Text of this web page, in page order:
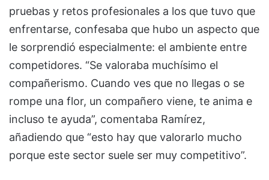
pruebas y retos profesionales a los que tuvo que
enfrentarse, confesaba que hubo un aspecto que
le sorprendió especialmente: el ambiente entre
competidores. “Se valoraba muchísimo el
compañerismo. Cuando ves que no llegas o se
rompe una flor, un compañero viene, te anima e
incluso te ayuda”, comentaba Ramírez,
añadiendo que “esto hay que valorarlo mucho
porque este sector suele ser muy competitivo”.